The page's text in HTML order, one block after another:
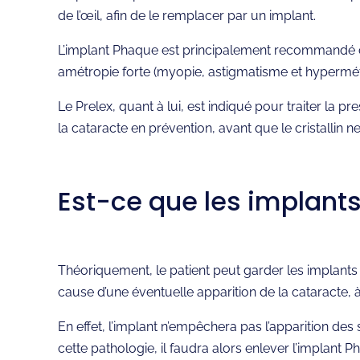
de l’œil, afin de le remplacer par un implant.
L’implant Phaque est principalement
amétropie forte (myopie, astigmatisme et
Le Prelex, quant à lui, est indiqué pour traiter la
la cataracte en prévention, avant que le cristallin ne
Est-ce que les
Théoriquement, le patient peut garder les
cause d’une éventuelle apparition de la cataracte,
En effet, l’implant n’empêchera pas l’apparition
cette pathologie, il faudra alors enlever l’implant